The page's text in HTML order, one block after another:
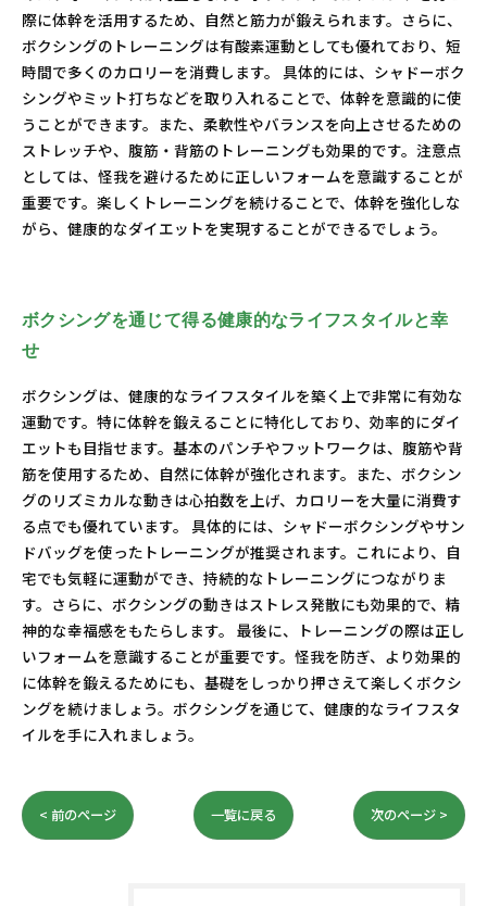
際に体幹を活用するため、自然と筋力が鍛えられます。さらに、
ボクシングのトレーニングは有酸素運動としても優れており、短
時間で多くのカロリーを消費します。 具体的には、シャドーボク
シングやミット打ちなどを取り入れることで、体幹を意識的に使
うことができます。また、柔軟性やバランスを向上させるための
ストレッチや、腹筋・背筋のトレーニングも効果的です。注意点
としては、怪我を避けるために正しいフォームを意識することが
重要です。楽しくトレーニングを続けることで、体幹を強化しな
がら、健康的なダイエットを実現することができるでしょう。
ボクシングを通じて得る健康的なライフスタイルと幸
せ
ボクシングは、健康的なライフスタイルを築く上で非常に有効な
運動です。特に体幹を鍛えることに特化しており、効率的にダイ
エットも目指せます。基本のパンチやフットワークは、腹筋や背
筋を使用するため、自然に体幹が強化されます。また、ボクシン
グのリズミカルな動きは心拍数を上げ、カロリーを大量に消費す
る点でも優れています。 具体的には、シャドーボクシングやサン
ドバッグを使ったトレーニングが推奨されます。これにより、自
宅でも気軽に運動ができ、持続的なトレーニングにつながりま
す。さらに、ボクシングの動きはストレス発散にも効果的で、精
神的な幸福感をもたらします。 最後に、トレーニングの際は正し
いフォームを意識することが重要です。怪我を防ぎ、より効果的
に体幹を鍛えるためにも、基礎をしっかり押さえて楽しくボクシ
ングを続けましょう。ボクシングを通じて、健康的なライフスタ
イルを手に入れましょう。
< 前のページ 一覧に戻る 次のページ >